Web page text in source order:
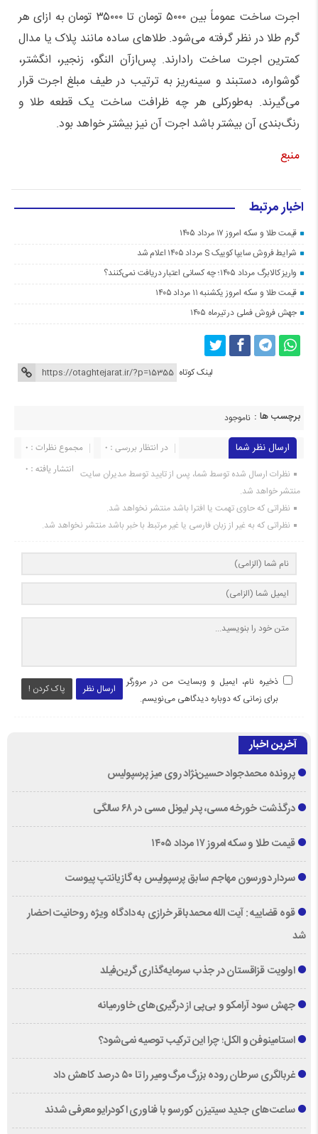
اجرت ساخت عموماً بین ۵۰۰۰ تومان تا ۳۵۰۰۰ تومان به ازای هر
گرم طلا در نظر گرفته می‌شود. طلا‌های ساده مانند پلاک یا مدال
کمترین اجرت ساخت رادارند. پس‌ازآن النگو، زنجیر، انگشتر،
گوشواره، دستبند و سینه‌ریز به ترتیب در طیف مبلغ اجرت قرار
می‌گیرند. به‌طورکلی هر چه ظرافت ساخت یک قطعه طلا و
رنگ‌بندی آن بیشتر باشد اجرت آن نیز بیشتر خواهد بود.
منبع
اخبار مرتبط
قیمت طلا و سکه امروز ۱۷ مرداد ۱۴۰۵
شرایط فروش سایپا کوییک S مرداد ۱۴۰۵ اعلام شد
واریز کالابرگ مرداد ۱۴۰۵؛ چه کسانی اعتبار دریافت نمی‌کنند؟
قیمت طلا و سکه امروز یکشنبه ۱۱ مرداد ۱۴۰۵
جهش فروش فملی در تیرماه ۱۴۰۵
لینک کوتاه
برچسب ها : ناموجود
ارسال نظر شما مجموع نظرات : 0
در انتظار بررسی : 0
انتشار یافته : 0 نظرات ارسال شده توسط شما، پس از تایید توسط مدیران سایت
منتشر خواهد شد.
نظراتی که حاوی تهمت یا افترا باشد منتشر نخواهد شد.
نظراتی که به غیر از زبان فارسی یا غیر مرتبط با خبر باشد منتشر نخواهد شد.
ارسال نظر پاک کردن !
ذخیره نام، ایمیل و وبسایت من در مرورگر
برای زمانی که دوباره دیدگاهی می‌نویسم.
آخرین اخبار
پرونده محمدجواد حسین‌نژاد روی میز پرسپولیس
درگذشت خورخه مسی، پدر لیونل مسی در ۶۸ سالگی
قیمت طلا و سکه امروز ۱۷ مرداد ۱۴۰۵
سردار دورسون مهاجم سابق پرسپولیس به گازیانتپ پیوست
قوه قضاییه : آیت الله محمدباقر خرازی به دادگاه ویژه روحانیت احضار
شد
اولویت قزاقستان در جذب سرمایه‌گذاری گرین‌فیلد
جهش سود آرامکو و بی‌پی از درگیری‌های خاورمیانه
استامینوفن و الکل؛ چرا این ترکیب توصیه نمی‌شود؟
غربالگری سرطان روده بزرگ مرگ‌ومیر را تا ۵۰ درصد کاهش داد
ساعت‌های جدید سیتیزن کورسو با فناوری اکودرایو معرفی شدند